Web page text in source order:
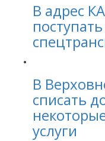
В адрес
В
списать
услуги